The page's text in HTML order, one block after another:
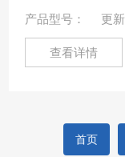
700Kpa.....
产品型号： 更
查看详情
首页